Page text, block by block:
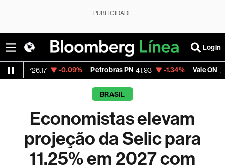
PUBLICIDADE
Login
-0.09% Petrobras PN 41.93 -1.34% Vale ON 76.66
BRASIL
Economistas elevam
projeção da Selic para
11,25% em 2027 com